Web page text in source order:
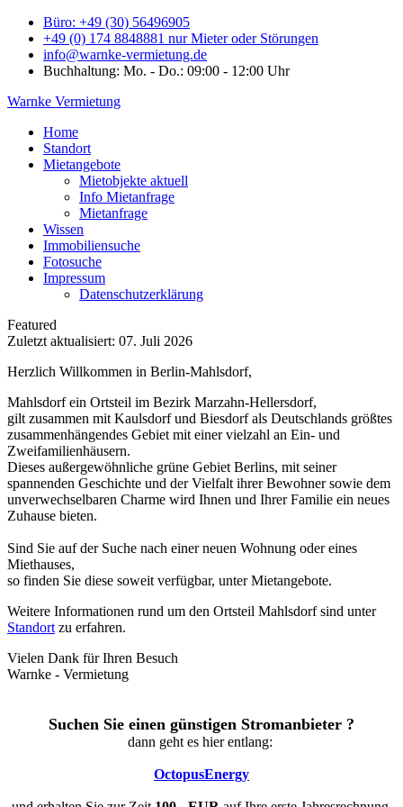
Büro: +49 (30) 56496905
+49 (0) 174 8848881 nur Mieter oder Störungen
info@warnke-vermietung.de
Buchhaltung: Mo. - Do.: 09:00 - 12:00 Uhr
Warnke Vermietung
Home
Standort
Mietangebote
Mietobjekte aktuell
Info Mietanfrage
Mietanfrage
Wissen
Immobiliensuche
Fotosuche
Impressum
Datenschutzerklärung
Featured
Zuletzt aktualisiert: 07. Juli 2026
Herzlich Willkommen in Berlin-Mahlsdorf,
Mahlsdorf ein Ortsteil im Bezirk Marzahn-Hellersdorf,
gilt zusammen mit Kaulsdorf und Biesdorf als Deutschlands größtes
zusammenhängendes Gebiet mit einer vielzahl an Ein- und
Zweifamilienhäusern.
Dieses außergewöhnliche grüne Gebiet Berlins, mit seiner
spannenden Geschichte und der Vielfalt ihrer Bewohner sowie dem
unverwechselbaren Charme wird Ihnen und Ihrer Familie ein neues
Zuhause bieten.
Sind Sie auf der Suche nach einer neuen Wohnung oder eines
Miethauses,
so finden Sie diese soweit verfügbar, unter Mietangebote.
Weitere Informationen rund um den Ortsteil Mahlsdorf sind unter
Standort zu erfahren.
Vielen Dank für Ihren Besuch
Warnke - Vermietung
Suchen Sie einen günstigen Stromanbieter ?
dann geht es hier entlang:
OctopusEnergy